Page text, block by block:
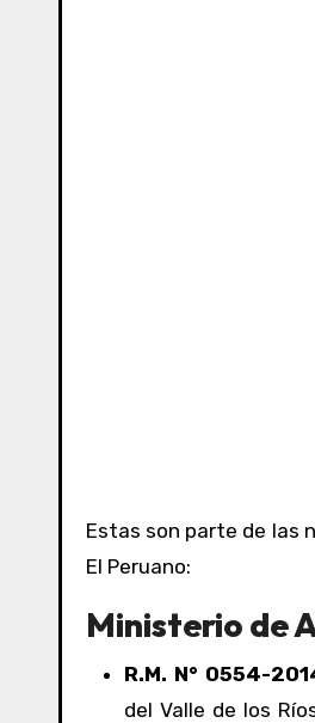
Estas son parte de las
El Peruano:
Ministerio de
R.M. N° 0554-
del Valle de los